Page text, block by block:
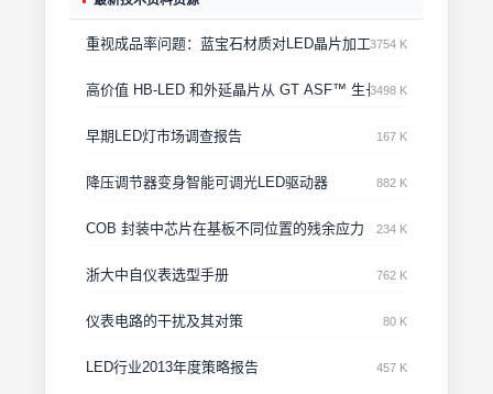
重视成品率问题：蓝宝石材质对LED晶片加工过程的影响之案例
3754 K
高价值 HB-LED 和外延晶片从 GT ASF™ 生长蓝宝石开始
3498 K
早期LED灯市场调查报告 167 K
降压调节器变身智能可调光LED驱动器 882 K
COB 封装中芯片在基板不同位置的残余应力 234 K
浙大中自仪表选型手册 762 K
仪表电路的干扰及其对策 80 K
LED行业2013年度策略报告 457 K